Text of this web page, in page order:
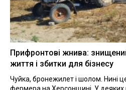
Прифронтові жнива:
життя і збитки для бізнесу
Чуйка, бронежилет і шолом. Нині